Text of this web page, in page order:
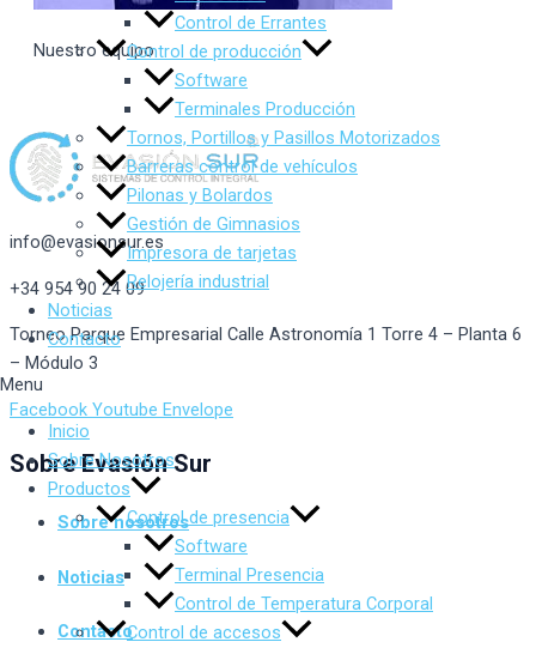
Control de Errantes
Control de producción
Software
Terminales Producción
Tornos, Portillos y Pasillos Motorizados
Barreras control de vehículos
Pilonas y Bolardos
Gestión de Gimnasios
Impresora de tarjetas
Relojería industrial
Noticias
Contacto
Menu
Inicio
Sobre Nosotros
Productos
Control de presencia
Software
Terminal Presencia
Control de Temperatura Corporal
Control de accesos
Nuestro equipo
info@evasionsur.es
+34 954 90 24 09
Torneo Parque Empresarial Calle Astronomía 1 Torre 4 – Planta 6
– Módulo 3
Facebook Youtube Envelope
Sobre Evasión Sur
Sobre nosotros
Noticias
Contacto